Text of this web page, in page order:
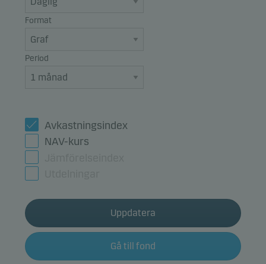
Format
Period
Avkastningsindex
NAV-kurs
Uppdatera
Gå till fond